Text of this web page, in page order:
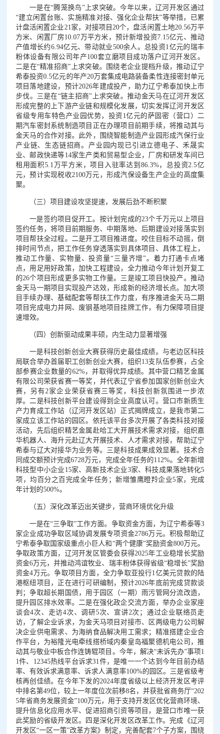
一是在“腾笼换鸟”上求突破。今年以来，辽河开发区通过
“建立闲置台账、实施精准对接、强化企业帮扶”等举措，已累
计盘活闲置企业21家，对接项目20个，盘活闲置土地20.56万平
方米、闲置厂房10.07万平方米，预计新增投资7.15亿元、推动
产值增长约6.94亿元、带动就业500余人。总投资1亿元的瑞丰
粉体设备有限公司年产100套立磨项目成功落户辽河开发区。
二是在“精准招商”上求突破。围绕老企业提档升级，推动辽宁
希泰投资0.5亿元的年产20万套集成电路装备柔性连接密封单元
项目落地建设，预计2026年建成投产，助力辽宁希泰加快上市
步伐。三是在“链主招商”上求突破。推动金天马在辽河开发区
形成完整的上下游产业链和规模化发展，切实发挥辽河开发区
省级专用车特色产业园优势，投资1亿元的萨固密（营口）二
期汽车密封系统制造项目正在办理项目前期手续，将推动其与
金天马的合作对接。此外，围绕智能制造产业园形成汽保行业
产业链、生态链招商。产业园内现已引进立德电子、禾晟实
业、邮政快递等14家生产类和贸易型企业，厂房和研发车间已
租用面积5.1万平方米，项目入驻率达到86.3%，总投资2.5亿
元，预计实现税收2100万元，形成汽保设备生产企业的高度集
聚。
（三）项目建设攻坚提速，发展后劲不断积聚
一是签约项目促开工。按计划完成的23个千万元以上项目
签约任务，将项目前期服务、中期落地、后期建设对接落实到
项目帮扶全过程。二是开工项目推进度。咬住目标不动摇，倒
排时间节点，把工作任务穿透落实到具体项目、具体工程上，
推动工作量、实物量、投资量“三量齐增”。着力打通卡点堵
点，用足用好政策，加快工程建设，全力推动今年计划开复工
的26个项目形成更多实物工作量。三是竣工项目快投产。推动
金天马一期项目实现投产达效，形成新的经济增长点。加大项
目手续办理、基础配套等帮扶工作力度，有序推进金天马二期
项目完成电力并网、废钢基地项目挂牌工作，有力保障项目提
速增效。
（四）创新驱动成果丰硕，内生动力显著增强
一是科技创新创业大赛获得历史最佳成绩。与老边区科技
局联合举办首届职工创新创业大赛，组织13支队伍参赛，占全
部参赛企业数量的62%，并取得优异成绩。其中营口精艺金属
有限公司荣获省赛一等奖，并代表辽宁省参加国家创新创业大
赛，另有2家企业荣获省赛三等奖，科技创新氛围进一步浓
厚。二是科技创新平台建设得到企业高度认可。营口市新质生
产力育成工作站（辽河开发区站）正式揭牌成立，是我市第二
家成立该工作站的园区。依托该平台多次开展了各类科技对接
活动，先后组织精艺金属赴哈工大开展技术需求对接，组织嘉
华机器人、海升元赴辽大开展技术、人才需求对接，帮助辽宁
希泰与辽大对接华为业务等。三是科技成果成效显著。技术合
同成交额预计完成6728万元，完成全年任务的112%。全年新增
科技型中小企业15家、高新技术企业3家、科技成果落地转化5
项，均百分之百完成全年任务；新增雏鹰瞪羚企业5家，完成
年计划的500%。
（五）深化改革迈出关键步，营商环境优化升级
一是在“三争取”工作方面。争取资金方面，为辽宁希泰等3
家企业成功争取区域协调发展专项资金2786万元。积极帮助辽
宁希泰争取国家级重点小巨人和“两个健康”奖励资金800万元。
争取政策方面，辽河开发区管委会获得2025年工业稳增长奖励
资金6万元，并推动鸿谊牧业、瑞丰粉体获得省级“稳增长”奖励
资金4万元。争取项目方面，全力争取亚投行1亿美元贷款的陆
港枢纽项目，正在进行可研编制，预计2026年底前完成贷款谈
判；争取超长期国债，用于园区（一期）雨污管网分流改造，
提升园区排水效率。二是在强化政企交流方面，举办企业家座
谈会4次、走访4次、调研5次、宣讲2次；通过企业联络员走
访，了解企业诉求，为金天马项目对接市、区两级电力公司解
决企业供电需求、为海纳食品解决用工需求；精准搭建企业合
作平台，为裕隆光电牵线搭桥域内秦皇岛福聚德机电公司，推
动其与敬业中板合作连铸辊项目。今年，解决“未诉先办”事项1
1件、12345热线平台诉求31件，是唯一一个达到今年目前办结
率、有效诉求满意率、诉求人满意率100%的园区。三是省级考
核再创佳绩。在今年下发的2024年度省级以上经济开发区考评
中排名第49位，较上一年度位次前移8名，并获批省商务厅“202
5年省商务发展资金”100万元，用于支持开发区优化营商环境、
提升信息化应用水平、促进招商引资等项目，是营口市唯一获
此奖励的省级开发区。四是深化开发区改革工作。完成《辽河
开发区“一区一策”改革方案》制定，完善配套7个子方案，围绕